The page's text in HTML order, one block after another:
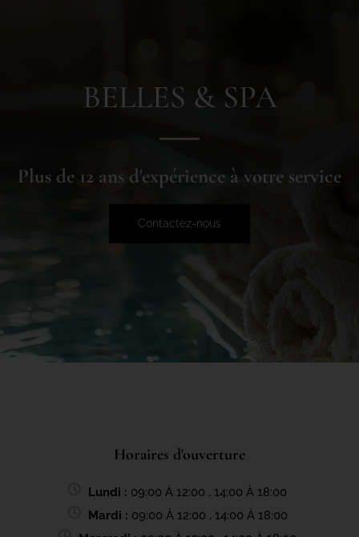
BELLES & SPA
Plus de 12 ans d'expérience à votre service
Contactez-nous
Horaires d'ouverture
Lundi : 09:00 À 12:00 , 14:00 À 18:00
Mardi : 09:00 À 12:00 , 14:00 À 18:00